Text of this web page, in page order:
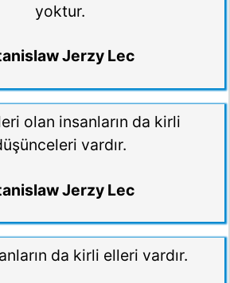
yoktur.
Jerzy Lec
olan insanların da kirli
vardır.
Jerzy Lec
da kirli elleri vardır.